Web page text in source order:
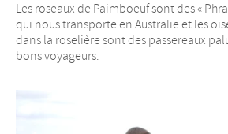
Les roseaux de Paimboeuf sont des «
qui nous transporte en Australie et les
dans la roselière sont des passereaux
bons voyageurs.